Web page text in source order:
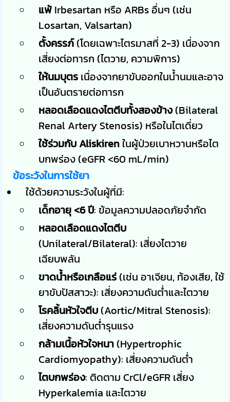
แพ้ Irbesartan หรือ ARBs อื่นๆ (เช่น
Losartan, Valsartan)
ตั้งครรภ์(โดยเฉพาะไตรมาสที่ 2-3) เนื่องจาก
เสี่ยงต่อทารก (ไตวาย, ความพิการ)
ให้นมบุตร เนื่องจากยาขับออกในน้ำนมและอาจ
เป็นอันตรายต่อทารก
หลอดเลือดแดงไตตีบทั้งสองข้าง(Bilateral
Renal Artery Stenosis) หรือในไตเดี่ยว
ใช้ร่วมกับ Aliskirenในผู้ป่วยเบาหวานหรือไต
บกพร่อง (eGFR <60 mL/min)
ข้อระวังในการใช้ยา
ใช้ด้วยความระวังในผู้ที่มี:
เด็กอายุ <6 ปี: ข้อมูลความปลอดภัยจำกัด
หลอดเลือดแดงไตตีบ
(Unilateral/Bilateral): เสี่ยงไตวาย
เฉียบพลัน
ขาดน้ำหรือเกลือแร่(เช่น อาเจียน, ท้องเสีย, ใช้
ยาขับปัสสาวะ): เสี่ยงความดันต่ำและไตวาย
โรคลิ้นหัวใจตีบ(Aortic/Mitral Stenosis):
เสี่ยงความดันต่ำรุนแรง
กล้ามเนื้อหัวใจหนา(Hypertrophic
Cardiomyopathy): เสี่ยงความดันต่ำ
ไตบกพร่อง: ติดตาม CrCl/eGFR เสี่ยง
Hyperkalemia และไตวาย